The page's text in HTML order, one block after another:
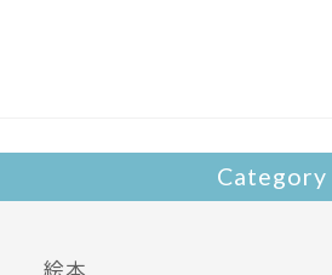
Category
絵本